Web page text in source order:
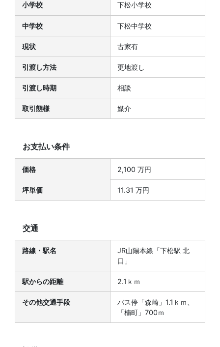
小学校 下松小学校
中学校 下松中学校
現状 古家有
引渡し方法 更地渡し
引渡し時期 相談
取引態様 媒介
お支払い条件
価格 2,100 万円
坪単価 11.31 万円
交通
路線・駅名
JR山陽本線「下松駅 北
口」
駅からの距離 2.1ｋｍ
その他交通手段
バス停「森崎」1.1ｋｍ、
「楠町」700ｍ